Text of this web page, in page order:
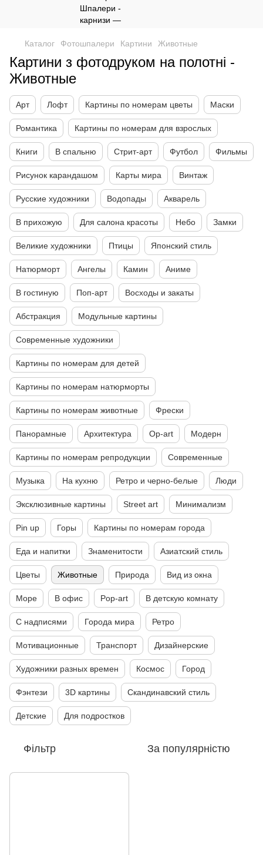
Каталог Фотошпалери Картини Животные
Картини з фотодруком на полотні -
Животные
Арт Лофт Картины по номерам цветы Маски
Романтика Картины по номерам для взрослых
Книги В спальню Стрит-арт Футбол Фильмы
Рисунок карандашом Карты мира Винтаж
Русские художники Водопады Акварель
В прихожую Для салона красоты Небо Замки
Великие художники Птицы Японский стиль
Натюрморт Ангелы Камин Аниме
В гостиную Поп-арт Восходы и закаты
Абстракция Модульные картины
Современные художники
Картины по номерам для детей
Картины по номерам натюрморты
Картины по номерам животные Фрески
Панорамные Архитектура Op-art Модерн
Картины по номерам репродукции Современные
Музыка На кухню Ретро и черно-белые Люди
Эксклюзивные картины Street art Минимализм
Pin up Горы Картины по номерам города
Еда и напитки Знаменитости Азиатский стиль
Цветы Животные Природа Вид из окна
Море В офис Pop-art В детскую комнату
С надписями Города мира Ретро
Мотивационные Транспорт Дизайнерские
Художники разных времен Космос Город
Фэнтези 3D картины Скандинавский стиль
Детские Для подростков
Фільтр За популярністю